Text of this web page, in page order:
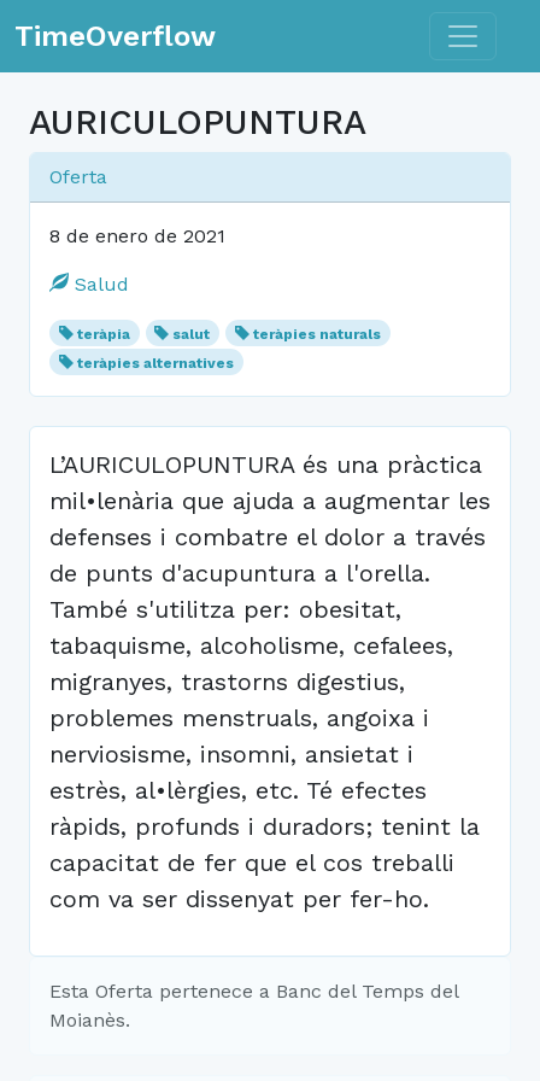
TimeOverflow Toggle
AURICULOPUNTURA
Oferta
8 de enero de 2021
Salud
teràpia salut
teràpies naturals
teràpies alternatives
L’AURICULOPUNTURA és una pràctica
mil•lenària que ajuda a augmentar les
defenses i combatre el dolor a través
de punts d'acupuntura a l'orella.
També s'utilitza per: obesitat,
tabaquisme, alcoholisme, cefalees,
migranyes, trastorns digestius,
problemes menstruals, angoixa i
nerviosisme, insomni, ansietat i
estrès, al•lèrgies, etc. Té efectes
ràpids, profunds i duradors; tenint la
capacitat de fer que el cos treballi
com va ser dissenyat per fer-ho.
Esta Oferta pertenece a Banc del Temps del
Moianès.